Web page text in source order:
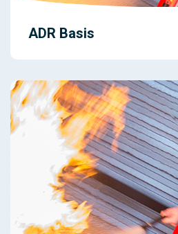
ADR Basis